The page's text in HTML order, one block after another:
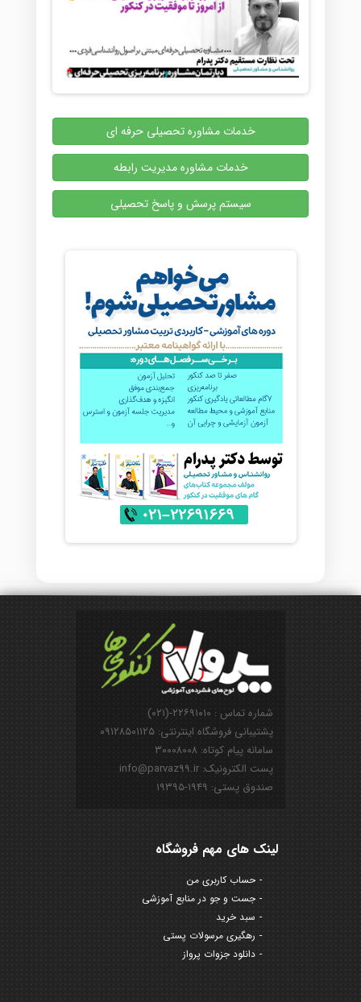
خدمات مشاوره تحصیلی حرفه ای
خدمات مشاوره مدیریت رابطه
سیستم پرسش و پاسخ تحصیلی
شماره تماس : ۲۲۶۹۱۰۱۰-(۰۲۱)
پشتیبانی فروشگاه اینترنتی: ۰۹۱۲۸۵۰۱۱۲۵
سامانه پیام کوتاه: ۳۰۰۰۸۰۰۸
پست الکترونیک: info@parvaz99.ir
صندوق پستی: ۱۹۴۹-۱۹۳۹۵
لینک های مهم فروشگاه
حساب کاربری من
جست و جو در منابع آموزشی
سبد خرید
رهگیری مرسولات پستی
دانلود جزوات پرواز